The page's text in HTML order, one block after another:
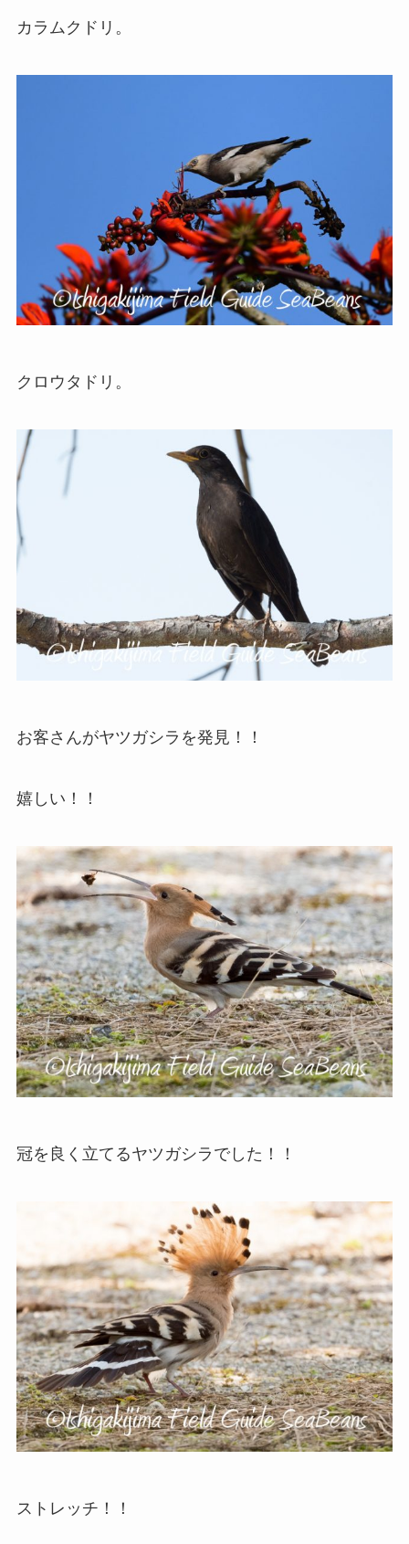
カラムクドリ。
クロウタドリ。
お客さんがヤツガシラを発見！！
嬉しい！！
冠を良く立てるヤツガシラでした！！
ストレッチ！！